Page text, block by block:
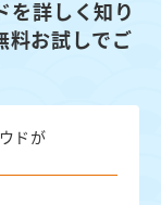
を詳しく知り
料お試しでご
ドが